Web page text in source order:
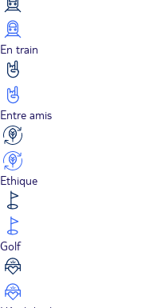
En train
Entre amis
Ethique
Golf